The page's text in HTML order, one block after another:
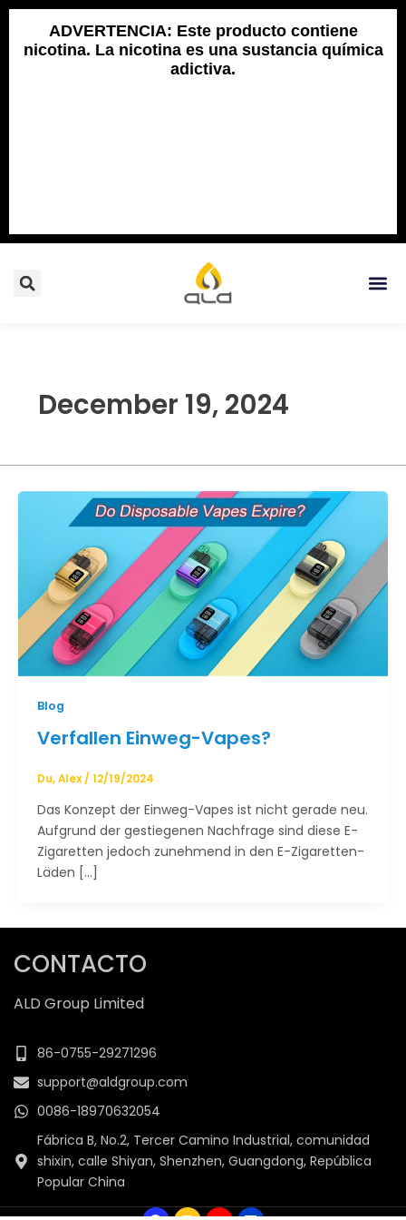
Skip
content
ADVERTENCIA: Este producto contiene
nicotina. La nicotina es una sustancia química
adictiva.
Search
December 19, 2024
Blog
Verfallen Einweg-Vapes?
Du, Alex / 12/19/2024
Das Konzept der Einweg-Vapes ist nicht gerade neu.
Aufgrund der gestiegenen Nachfrage sind diese E-
Zigaretten jedoch zunehmend in den E-Zigaretten-
Läden […]
CONTACTO
ALD Group Limited
86-0755-29271296
support@aldgroup.com
0086-18970632054
Fábrica B, No.2, Tercer Camino Industrial, comunidad
shixin, calle Shiyan, Shenzhen, Guangdong, República
Popular China
F I Y L